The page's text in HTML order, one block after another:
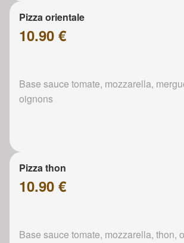
Pizza orientale
10.90 €
Base sauce tomate, mozzarella,
oignons
Pizza thon
10.90 €
Base sauce tomate, mozzarella, thon,